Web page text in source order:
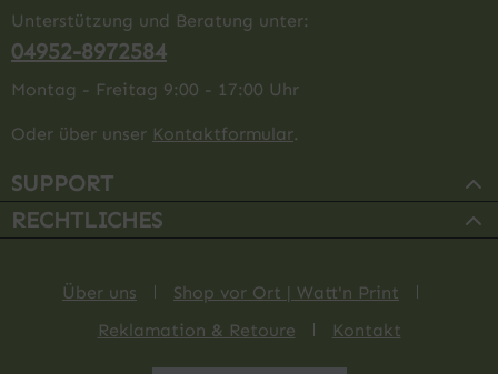
Unterstützung und Beratung unter:
04952-8972584
Montag - Freitag 9:00 - 17:00 Uhr
Oder über unser Kontaktformular.
SUPPORT
RECHTLICHES
Über uns
Shop vor Ort | Watt'n Print
Reklamation & Retoure
Kontakt